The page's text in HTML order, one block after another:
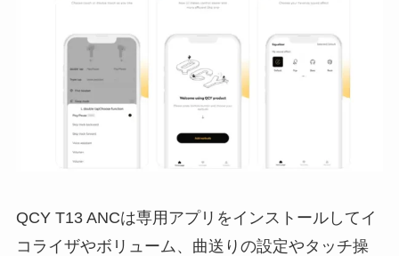
QCY T13 ANCは専用アプリをインストールしてイ
コライザやボリューム、曲送りの設定やタッチ操